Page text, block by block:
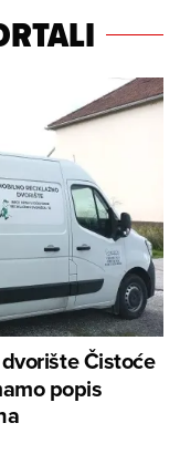
Čistoće
popis